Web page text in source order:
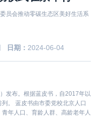
员会推动零碳生态区美好生活系
日期： 2024-06-04
发布。根据蓝皮书，自2017年以
。 蓝皮书由市委党校北京人口
年人口、育龄人群、高龄老年人